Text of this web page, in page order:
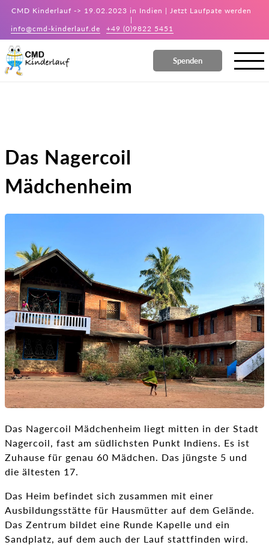
CMD Kinderlauf -> 19.02.2023 in Indien | Jetzt Laufpate werden
|
info@cmd-kinderlauf.de
+49 (0)9822 5451
Spenden
Das Nagercoil
Mädchenheim
Das Nagercoil Mädchenheim liegt mitten in der Stadt
Nagercoil, fast am südlichsten Punkt Indiens. Es ist
Zuhause für genau 60 Mädchen. Das jüngste 5 und
die ältesten 17.
Das Heim befindet sich zusammen mit einer
Ausbildungsstätte für Hausmütter auf dem Gelände.
Das Zentrum bildet eine Runde Kapelle und ein
Sandplatz, auf dem auch der Lauf stattfinden wird.